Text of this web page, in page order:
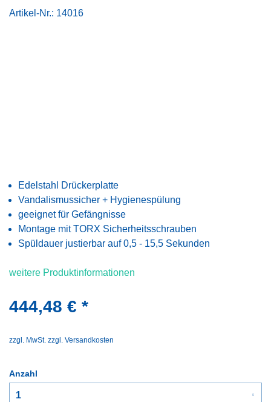
Artikel-Nr.: 14016
Edelstahl Drückerplatte
Vandalismussicher + Hygienespülung
geeignet für Gefängnisse
Montage mit TORX Sicherheitsschrauben
Spüldauer justierbar auf 0,5 - 15,5 Sekunden
weitere Produktinformationen
444,48 € *
zzgl. MwSt. zzgl. Versandkosten
Anzahl